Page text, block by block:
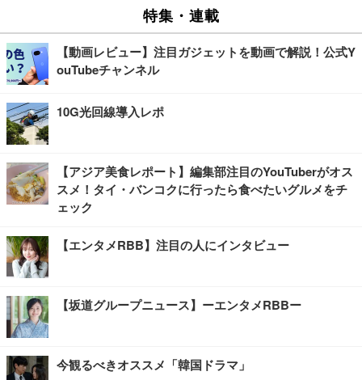
特集・連載
【動画レビュー】注目ガジェットを動画で解説！公式Y
ouTubeチャンネル
10G光回線導入レポ
【アジア美食レポート】編集部注目のYouTuberがオス
スメ！タイ・バンコクに行ったら食べたいグルメをチ
ェック
【エンタメRBB】注目の人にインタビュー
【坂道グループニュース】ーエンタメRBBー
今観るべきオススメ「韓国ドラマ」